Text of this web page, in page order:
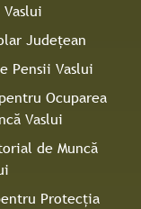
Judeţean
Pensii Vaslui
Ocuparea
Vaslui
de Muncă
Protecţia